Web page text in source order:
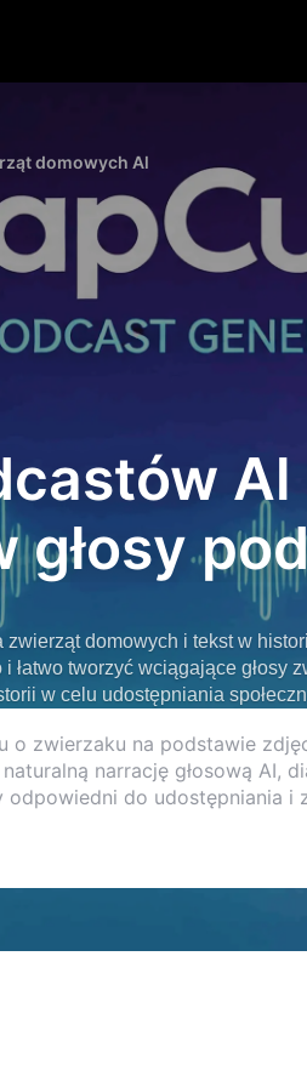
domowych Al
głosy
domowych i tekst w
łatwo tworzyć wciągające głosy
w celu udostępniania